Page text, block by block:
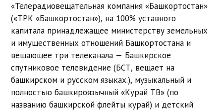
«Телерадиовещательная компания «Башкортостан»
(«ТРК «Башкортостан»), на 100% уставного
капитала принадлежащее министерству земельных
и имущественных отношений Башкортостана и
вещающее три телеканала — Башкирское
спутниковое телевидение (БСТ, вещает на
башкирском и русском языках.), музыкальный и
полностью башкироязычный «Курай ТВ» (по
названию башкирской флейты курай) и детский